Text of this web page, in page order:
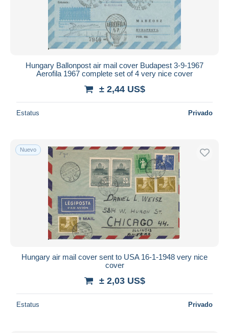
Hungary Ballonpost air mail cover Budapest 3-9-1967
Aerofila 1967 complete set of 4 very nice cover
± 2,44 US$
Estatus Privado
Nuevo
Hungary air mail cover sent to USA 16-1-1948 very nice
cover
± 2,03 US$
Estatus Privado